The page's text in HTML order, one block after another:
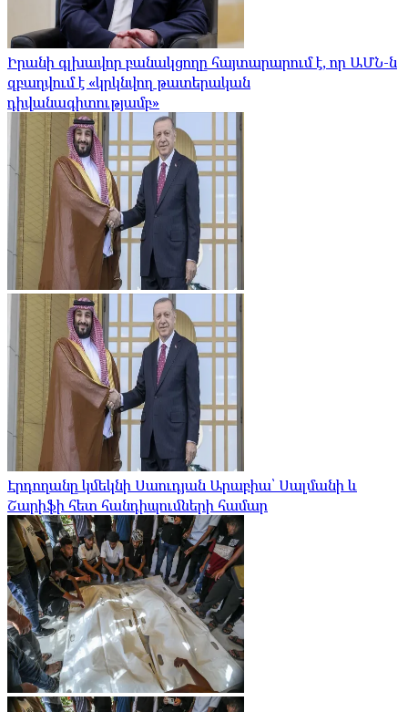
Իրանի գլխավոր բանակցողը հայտարարում է, որ ԱՄՆ-ն
զբաղվում է «կրկնվող թատերական
դիվանագիտությամբ»
Էրդողանը կմեկնի Սաուդյան Արաբիա՝ Սալմանի և
Շարիֆի հետ հանդիպումների համար